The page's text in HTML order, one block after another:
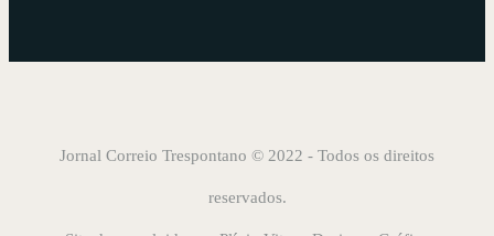
Jornal Correio Trespontano © 2022 - Todos os direitos
reservados.